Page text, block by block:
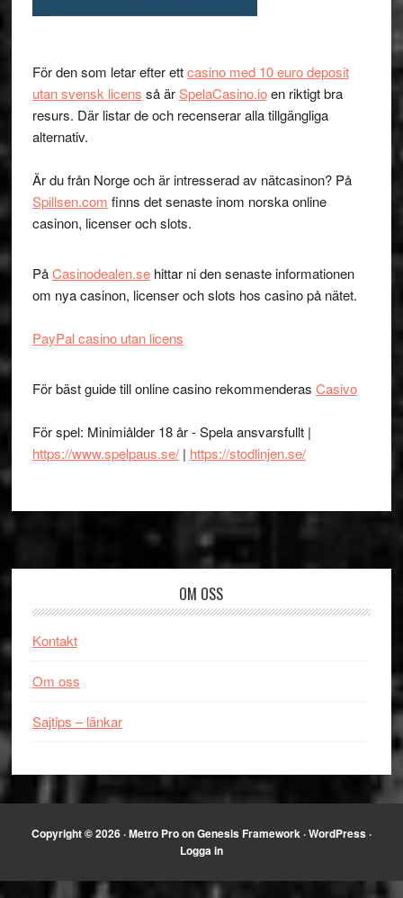
För den som letar efter ettcasino med 10 euro deposit
utan svensk licens så ärSpelaCasino.ioen riktigt bra
resurs. Där listar de och recenserar alla tillgängliga
alternativ.
Är du från Norge och är intresserad av nätcasinon? På
Spillsen.com finns det senaste inom norska online
casinon, licenser och slots.
PåCasinodealen.sehittar ni den senaste informationen
om nya casinon, licenser och slots hos casino på nätet.
PayPal casino utan licens
För bäst guide till online casino rekommenderas Casivo
För spel: Minimiålder 18 år - Spela ansvarsfullt |
https://www.spelpaus.se/| https://stodlinjen.se/
OM OSS
Kontakt
Om oss
Sajtips – länkar
Copyright © 2026 ·Metro ProonGenesis Framework ·WordPress ·
Logga in